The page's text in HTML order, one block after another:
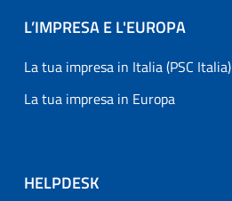
L’IMPRESA E L'EUROPA
La tua impresa in Italia (PSC Italia)
La tua impresa in Europa
HELPDESK